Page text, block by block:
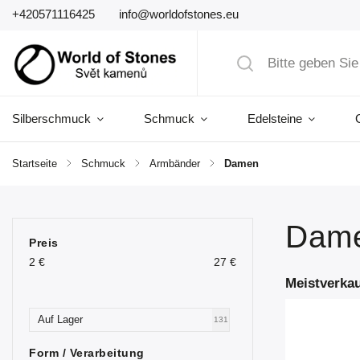
+420571116425 info@worldofstones.eu
Silberschmuck Schmuck Edelsteine
Startseite / Schmuck / Armbänder / Damen
Preis
2 € 27 €
Auf Lager 131
Form / Verarbeitung